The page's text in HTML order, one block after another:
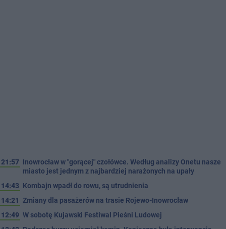
21:57 Inowrocław w "gorącej" czołówce. Według analizy Onetu nasze
miasto jest jednym z najbardziej narażonych na upały
14:43 Kombajn wpadł do rowu, są utrudnienia
14:21 Zmiany dla pasażerów na trasie Rojewo-Inowrocław
12:49 W sobotę Kujawski Festiwal Pieśni Ludowej